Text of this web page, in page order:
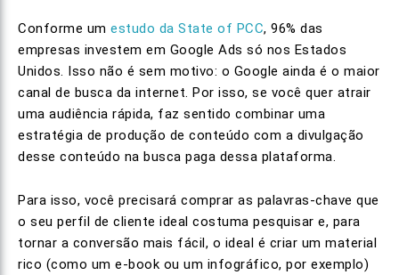
Conforme um estudo da State of PCC, 96% das
empresas investem em Google Ads só nos Estados
Unidos. Isso não é sem motivo: o Google ainda é o maior
canal de busca da internet. Por isso, se você quer atrair
uma audiência rápida, faz sentido combinar uma
estratégia de produção de conteúdo com a divulgação
desse conteúdo na busca paga dessa plataforma.
Para isso, você precisará comprar as palavras-chave que
o seu perfil de cliente ideal costuma pesquisar e, para
tornar a conversão mais fácil, o ideal é criar um material
rico (como um e-book ou um infográfico, por exemplo)